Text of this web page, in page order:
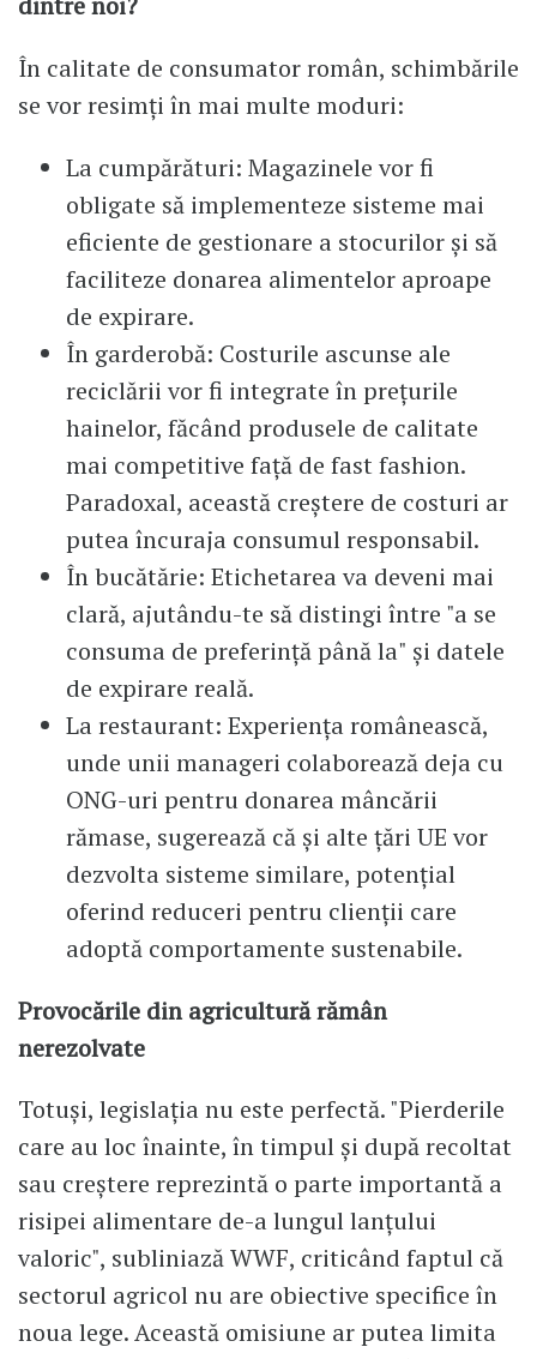
În calitate de consumator român, schimbările
se vor resimți în mai multe moduri:
La cumpărături: Magazinele vor fi
obligate să implementeze sisteme mai
eficiente de gestionare a stocurilor și să
faciliteze donarea alimentelor aproape
de expirare.
În garderobă: Costurile ascunse ale
reciclării vor fi integrate în prețurile
hainelor, făcând produsele de calitate
mai competitive față de fast fashion.
Paradoxal, această creștere de costuri ar
putea încuraja consumul responsabil.
În bucătărie: Etichetarea va deveni mai
clară, ajutându-te să distingi între "a se
consuma de preferință până la" și datele
de expirare reală.
La restaurant: Experiența românească,
unde unii manageri colaborează deja cu
ONG-uri pentru donarea mâncării
rămase, sugerează că și alte țări UE vor
dezvolta sisteme similare, potențial
oferind reduceri pentru clienții care
adoptă comportamente sustenabile.
Provocările din agricultură rămân
nerezolvate
Totuși, legislația nu este perfectă. "Pierderile
care au loc înainte, în timpul și după recoltat
sau creștere reprezintă o parte importantă a
risipei alimentare de-a lungul lanțului
valoric", subliniază WWF, criticând faptul că
sectorul agricol nu are obiective specifice în
noua lege. Această omisiune ar putea limita